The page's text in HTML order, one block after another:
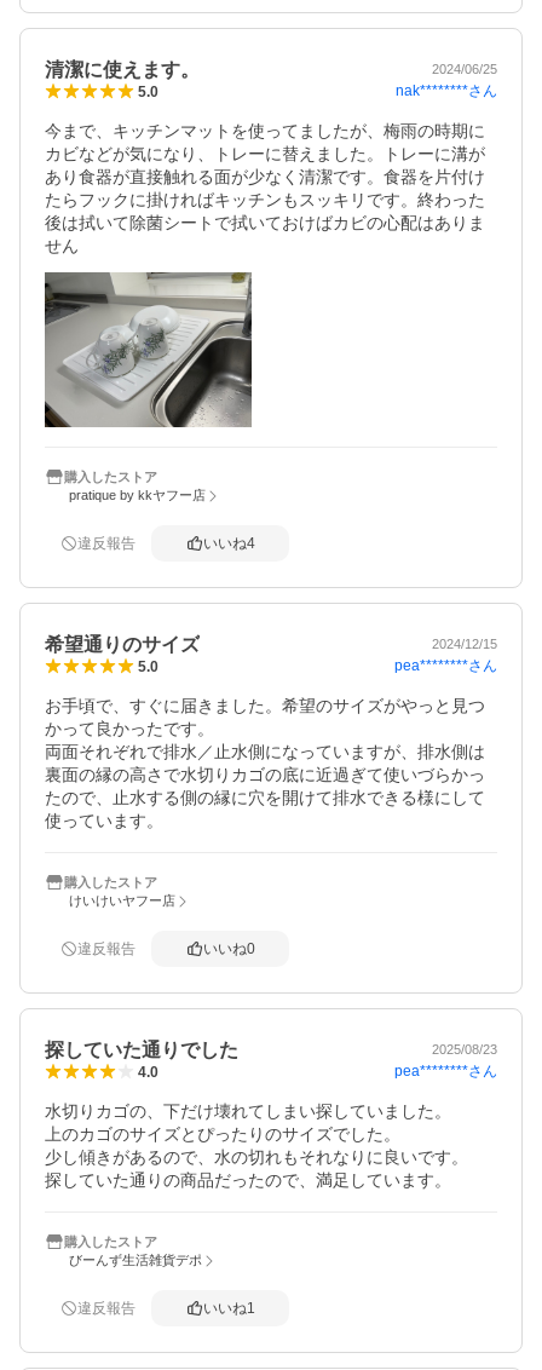
清潔に使えます。 2024/06/25
5.0 nak********さん
今まで、キッチンマットを使ってましたが、梅雨の時期に
カビなどが気になり、トレーに替えました。トレーに溝が
あり食器が直接触れる面が少なく清潔です。食器を片付け
たらフックに掛ければキッチンもスッキリです。終わった
後は拭いて除菌シートで拭いておけばカビの心配はありま
せん
購入したストア
pratique by kkヤフー店
違反報告 いいね4
希望通りのサイズ 2024/12/15
5.0 pea********さん
お手頃で、すぐに届きました。希望のサイズがやっと見つ
かって良かったです。
両面それぞれで排水／止水側になっていますが、排水側は
裏面の縁の高さで水切りカゴの底に近過ぎて使いづらかっ
たので、止水する側の縁に穴を開けて排水できる様にして
購入したストア
けいけいヤフー店
違反報告 いいね0
探していた通りでした 2025/08/23
4.0 pea********さん
水切りカゴの、下だけ壊れてしまい探していました。
上のカゴのサイズとぴったりのサイズでした。
少し傾きがあるので、水の切れもそれなりに良いです。
探していた通りの商品だったので、満足しています。
購入したストア
びーんず生活雑貨デポ
違反報告 いいね1